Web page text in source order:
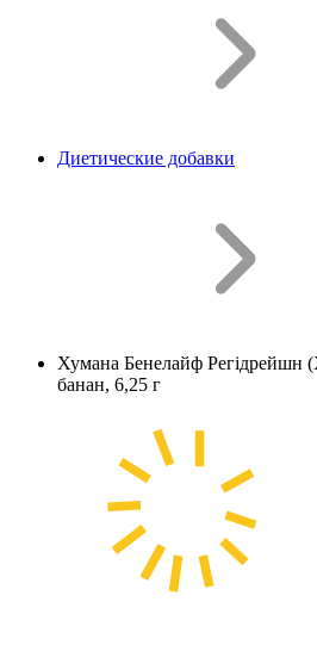
Диетические добавки
Хумана Бенелайф Регідрейшн
банан, 6,25 г